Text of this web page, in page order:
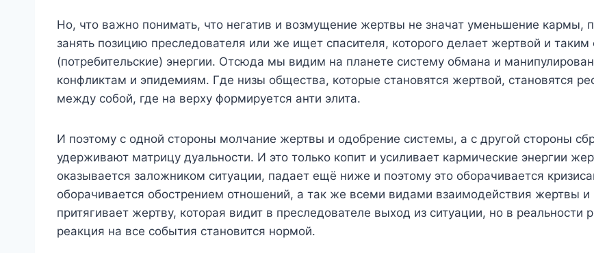
Но, что важно понимать, что негатив и возмущение жертвы не значат уменьшение кармы,
занять позицию преследователя или же ищет спасителя, которого делает жертвой и
(потребительские) энергии. Отсюда мы видим на планете систему обмана и
конфликтам и эпидемиям. Где низы общества, которые становятся жертвой, становятся
между собой, где на верху формируется анти элита.
И поэтому с одной стороны молчание жертвы и одобрение системы, а с другой стороны
удерживают матрицу дуальности. И это только копит и усиливает кармические энергии
оказывается заложником ситуации, падает ещё ниже и поэтому это оборачивается
оборачивается обострением отношений, а так же всеми видами взаимодействия жертвы и
притягивает жертву, которая видит в преследователе выход из ситуации, но в реальности
реакция на все события становится нормой.